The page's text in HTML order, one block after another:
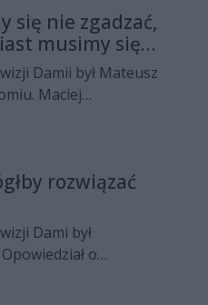
się nie zgadzać,
musimy się
Damii był Mateusz
Maciej
inwestycjach
życiu mieszkańców,
Kameralnej oraz
w jego zasadach.
rozwiązać
Dami był
o